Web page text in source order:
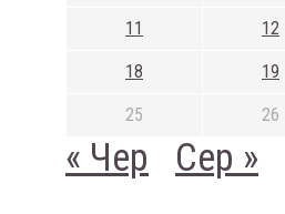
11 12
18 19
25 26
« Чер Сер »